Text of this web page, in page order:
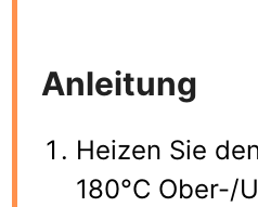
Anleitung
Heizen Sie
180°C Ober-/